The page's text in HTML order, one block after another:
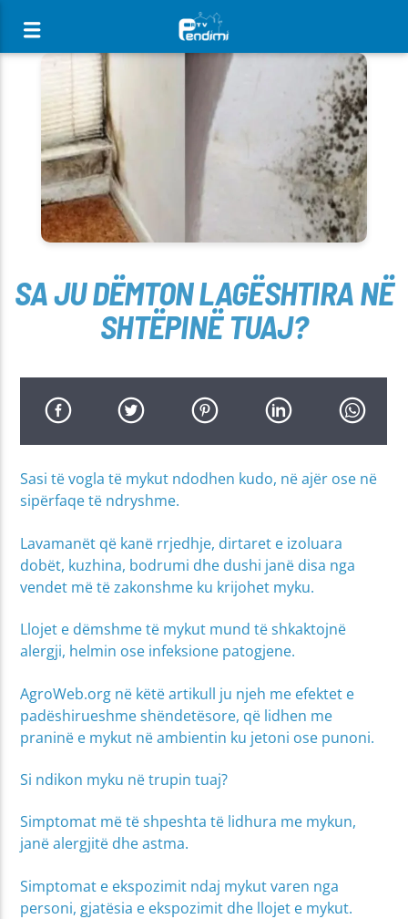
[There are no radio stations in the database]
SA JU DËMTON LAGËSHTIRA NË
SHTËPINË TUAJ?
Sasi të vogla të mykut ndodhen kudo, në ajër ose në
sipërfaqe të ndryshme.
Lavamanët që kanë rrjedhje, dirtaret e izoluara
dobët, kuzhina, bodrumi dhe dushi janë disa nga
vendet më të zakonshme ku krijohet myku.
Llojet e dëmshme të mykut mund të shkaktojnë
alergji, helmin ose infeksione patogjene.
AgroWeb.org në këtë artikull ju njeh me efektet e
padëshirueshme shëndetësore, që lidhen me
praninë e mykut në ambientin ku jetoni ose punoni.
Si ndikon myku në trupin tuaj?
Simptomat më të shpeshta të lidhura me mykun,
janë alergjitë dhe astma.
Simptomat e ekspozimit ndaj mykut varen nga
personi, gjatësia e ekspozimit dhe llojet e mykut.